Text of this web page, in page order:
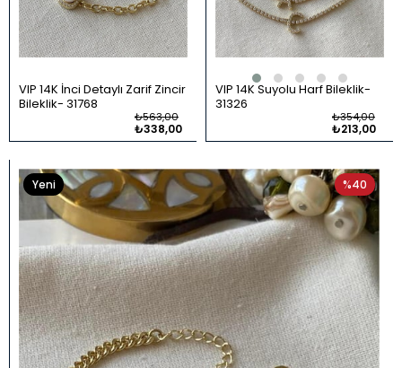
VIP 14K İnci Detaylı Zarif Zincir
Bileklik 31768
₺338,00
₺563,00
VIP 14K Suyolu Harf Bileklik
31326
₺213,00
₺354,00
%40
Yeni
Ürün